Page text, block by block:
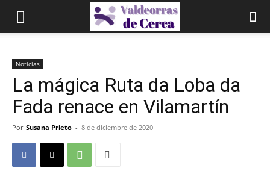
Noticias
La mágica Ruta da Loba da
Fada renace en Vilamartín
Por Susana Prieto - 8 de diciembre de 2020